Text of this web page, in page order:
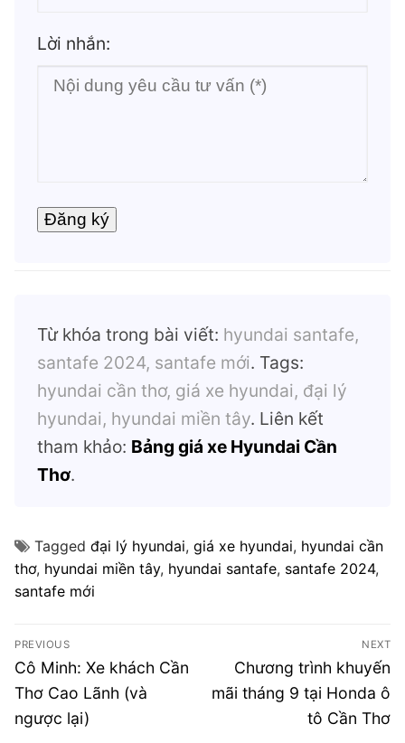
Lời nhắn:
Từ khóa trong bài viết: hyundai santafe,
santafe 2024, santafe mới. Tags:
hyundai cần thơ, giá xe hyundai, đại lý
hyundai, hyundai miền tây. Liên kết
tham khảo: Bảng giá xe Hyundai Cần
Thơ.
Tagged đại lý hyundai, giá xe hyundai, hyundai cần
thơ, hyundai miền tây, hyundai santafe, santafe 2024,
santafe mới
Điều
hướng
bài
viết
PREVIOUS
Previous
post:
Cô Minh: Xe khách Cần
Thơ Cao Lãnh (và
ngược lại)
NEXT
Next
post:
Chương trình khuyến
mãi tháng 9 tại Honda ô
tô Cần Thơ